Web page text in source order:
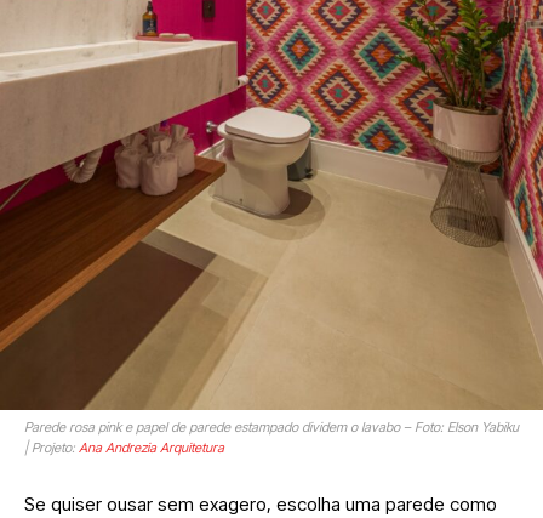
Parede rosa pink e papel de parede estampado dividem o lavabo – Foto: Elson Yabiku
| Projeto: Ana Andrezia Arquitetura
Se quiser ousar sem exagero, escolha uma parede como